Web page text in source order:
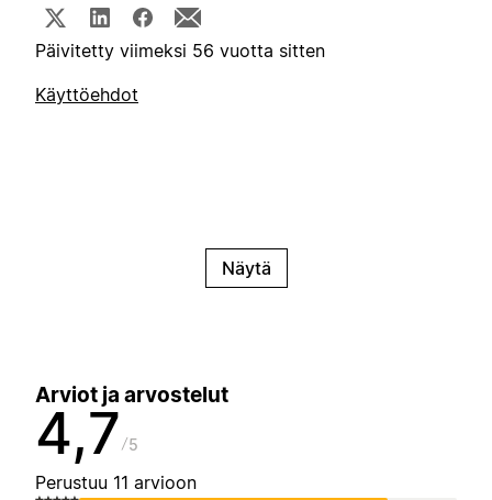
Päivitetty viimeksi 56 vuotta sitten
Käyttöehdot
Näytä
Arviot ja arvostelut
4,7 5
Perustuu 11 arvioon